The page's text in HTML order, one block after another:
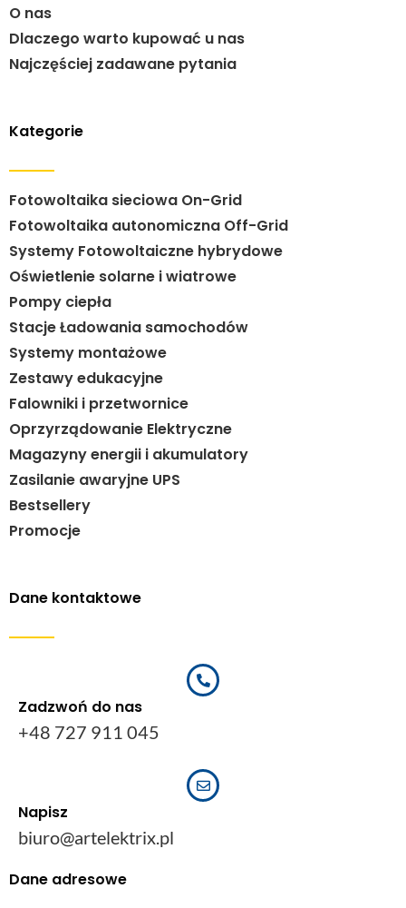
O nas
Dlaczego warto kupować u nas
Najczęściej zadawane pytania
Kategorie
Fotowoltaika sieciowa On-Grid
Fotowoltaika autonomiczna Off-Grid
Systemy Fotowoltaiczne hybrydowe
Oświetlenie solarne i wiatrowe
Pompy ciepła
Stacje Ładowania samochodów
Systemy montażowe
Zestawy edukacyjne
Falowniki i przetwornice
Oprzyrządowanie Elektryczne
Magazyny energii i akumulatory
Zasilanie awaryjne UPS
Bestsellery
Promocje
Dane kontaktowe
Zadzwoń do nas
+48 727 911 045
Napisz
biuro@artelektrix.pl
Dane adresowe